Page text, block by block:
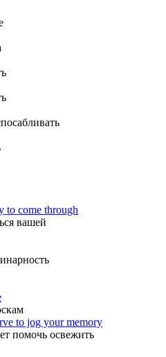
to come through
вашей
to jog your memory
помочь освежить